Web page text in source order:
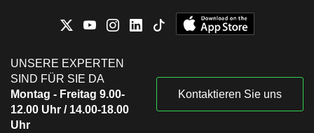
UNSERE EXPERTEN
SIND FÜR SIE DA
Montag - Freitag 9.00-
12.00 Uhr / 14.00-18.00
Uhr
Kontaktieren Sie uns